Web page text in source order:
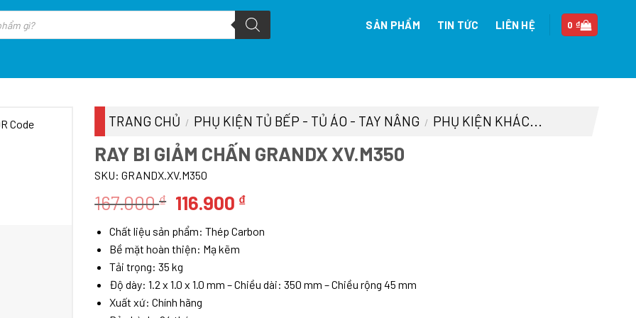
SẢN PHẨM TIN TỨC LIÊN HỆ 0₫
TRANG CHỦ / PHỤ KIỆN TỦ BẾP - TỦ ÁO - TAY NÂNG / PHỤ KIỆN KHÁC...
RAY BI GIẢM CHẤN GRANDX XV.M350
SKU: GRANDX.XV.M350
167.000₫ Giá
gốc
là:
167.000 ₫.
116.900 ₫Giá
tại
116.900 ₫.
Chất liệu sản phẩm: Thép Carbon
Bề mặt hoàn thiện: Mạ kẽm
Tải trọng: 35 kg
Độ dày: 1.2 x 1.0 x 1.0 mm – Chiều dài: 350 mm – Chiều rộng 45 mm
Xuất xứ: Chính hãng